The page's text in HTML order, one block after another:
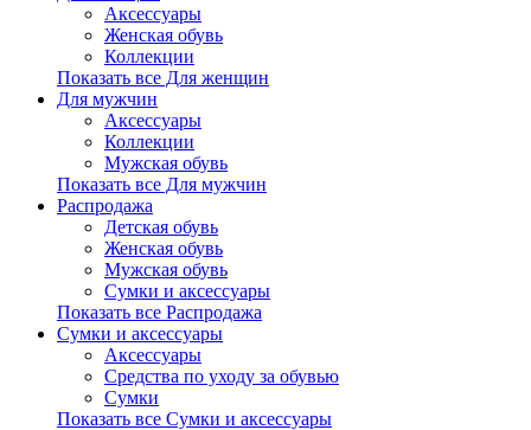
Аксессуары
Женская обувь
Коллекции
Показать все Для женщин
Для мужчин
Аксессуары
Коллекции
Мужская обувь
Показать все Для мужчин
Распродажа
Детская обувь
Женская обувь
Мужская обувь
Сумки и аксессуары
Показать все Распродажа
Сумки и аксессуары
Аксессуары
Средства по уходу за обувью
Сумки
Показать все Сумки и аксессуары